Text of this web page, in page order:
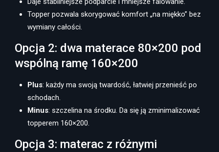
Topper pozwala skorygować komfort „na miękko” bez
wymiany całości.
Opcja 2: dwa materace 80×200 pod
wspólną ramę 160×200
Plus: każdy ma swoją twardość, łatwiej przenieść po
schodach.
Minus: szczelina na środku. Da się ją zminimalizować
topperem 160×200.
Opcja 3: materac z różnymi